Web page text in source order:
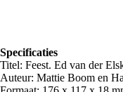
Specificaties
Titel: Feest. Ed van der
Auteur: Mattie Boom en